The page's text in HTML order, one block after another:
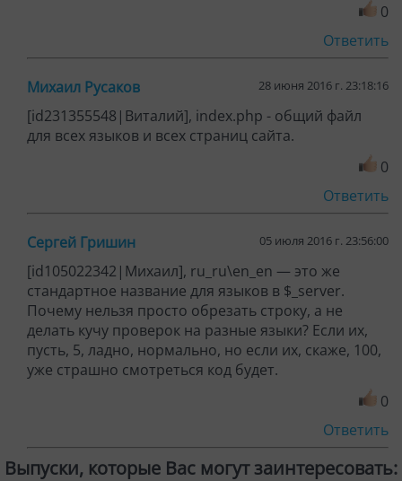
0
Ответить
Михаил Русаков 28 июня 2016 г. 23:18:16
[id231355548|Виталий], index.php - общий файл
для всех языков и всех страниц сайта.
0
Ответить
Сергей Гришин 05 июля 2016 г. 23:56:00
[id105022342|Михаил], ru_ru\en_en — это же
стандартное название для языков в $_server.
Почему нельзя просто обрезать строку, а не
делать кучу проверок на разные языки? Если их,
пусть, 5, ладно, нормально, но если их, скаже, 100,
уже страшно смотреться код будет.
0
Ответить
Выпуски, которые Вас могут заинтересовать: